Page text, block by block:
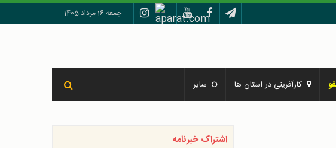
جمعه 16 مرداد 1405
کارآفرینی در استان ها سایر
اشتراک خبرنامه